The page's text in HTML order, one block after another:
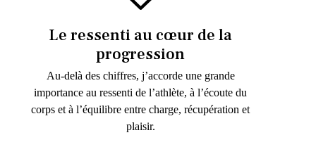
Le ressenti au cœur de la
progression
Au-delà des chiffres, j’accorde une grande
importance au ressenti de l’athlète, à l’écoute du
corps et à l’équilibre entre charge, récupération et
plaisir.